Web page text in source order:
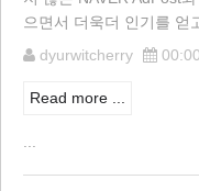
으면서 더욱더 인기를 얻
dyurwitcherry
00:00
Read more ...
...